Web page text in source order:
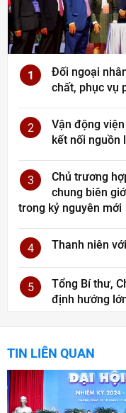
1
Đối ngoại
chất, phục vụ
2
Vận động
kết nối nguồn
3
Chủ trương
chung biên
trong kỷ nguyên mới
4 Thanh niên
5
Tổng Bí thư,
định hướng
TIN LIÊN QUAN